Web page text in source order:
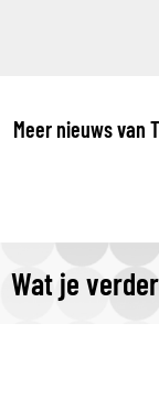
Meer nieuws van
Wat je